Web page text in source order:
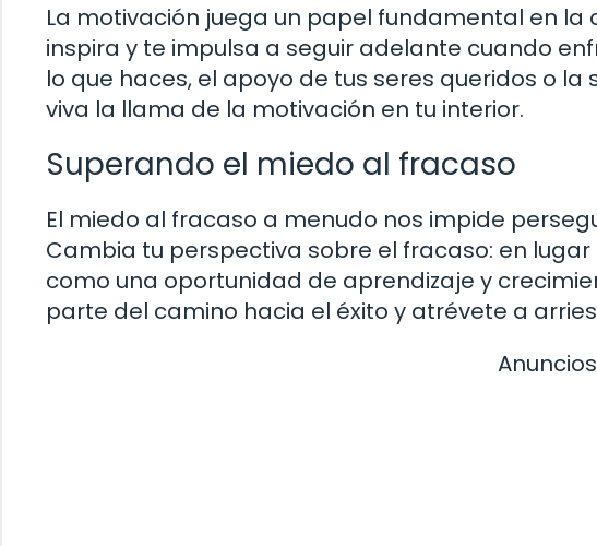
La motivación juega un papel fundamental en la
inspira y te impulsa a seguir adelante cuando
lo que haces, el apoyo de tus seres queridos o
viva la llama de la motivación en tu interior.
Superando el miedo al fracaso
El miedo al fracaso a menudo nos impide
Cambia tu perspectiva sobre el fracaso: en
como una oportunidad de aprendizaje y
parte del camino hacia el éxito y atrévete a
Anuncios